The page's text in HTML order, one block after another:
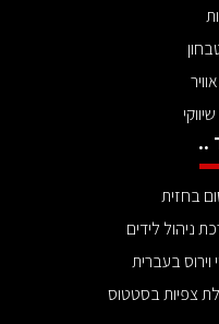
..
בחזית
ניהול לידים
וירוס בעברית
צפיות בסטטוס